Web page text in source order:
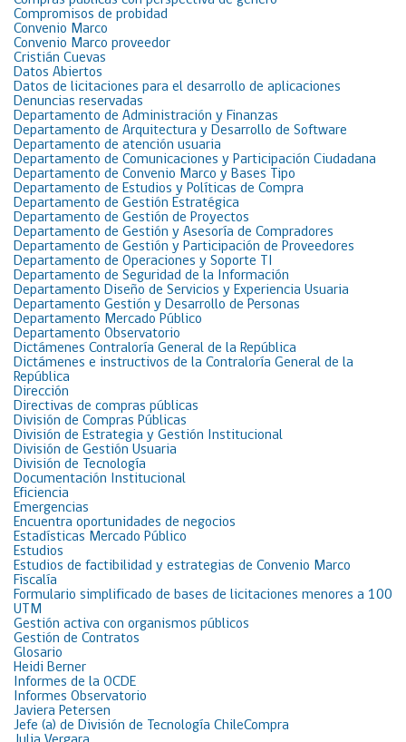
Compromisos de probidad
Convenio Marco
Convenio Marco proveedor
Cristián Cuevas
Datos Abiertos
Datos de licitaciones para el desarrollo de aplicaciones
Denuncias reservadas
Departamento de Administración y Finanzas
Departamento de Arquitectura y Desarrollo de Software
Departamento de atención usuaria
Departamento de Comunicaciones y Participación Ciudadana
Departamento de Convenio Marco y Bases Tipo
Departamento de Estudios y Políticas de Compra
Departamento de Gestión Estratégica
Departamento de Gestión de Proyectos
Departamento de Gestión y Asesoría de Compradores
Departamento de Gestión y Participación de Proveedores
Departamento de Operaciones y Soporte TI
Departamento de Seguridad de la Información
Departamento Diseño de Servicios y Experiencia Usuaria
Departamento Gestión y Desarrollo de Personas
Departamento Mercado Público
Departamento Observatorio
Dictámenes Contraloría General de la República
Dictámenes e instructivos de la Contraloría General de la
República
Dirección
Directivas de compras públicas
División de Compras Públicas
División de Estrategia y Gestión Institucional
División de Gestión Usuaria
División de Tecnología
Documentación Institucional
Eficiencia
Emergencias
Encuentra oportunidades de negocios
Estadísticas Mercado Público
Estudios
Estudios de factibilidad y estrategias de Convenio Marco
Fiscalía
Formulario simplificado de bases de licitaciones menores a 100
UTM
Gestión activa con organismos públicos
Gestión de Contratos
Glosario
Heidi Berner
Informes de la OCDE
Informes Observatorio
Javiera Petersen
Jefe (a) de División de Tecnología ChileCompra